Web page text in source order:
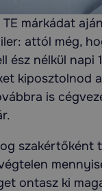
márkádat
attól még,
ész nélkül napi
kiposztolnod a
is
szakértőként
ontasz ki